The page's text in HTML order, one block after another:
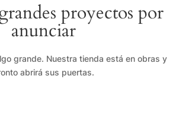
proyectos por
anunciar
grande. Nuestra tienda está en obras y
abrirá sus puertas.